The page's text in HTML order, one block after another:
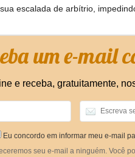
escalada de arbítrio,
um e-mail
e receba, gratuitamente,
Eu concordo em informar meu e-mail
seu e-mail a ninguém. Você